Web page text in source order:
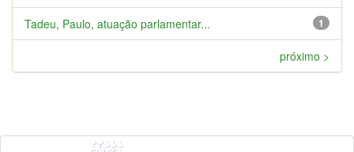
1
Tadeu, Paulo, atuação parlamentar...
próximo >